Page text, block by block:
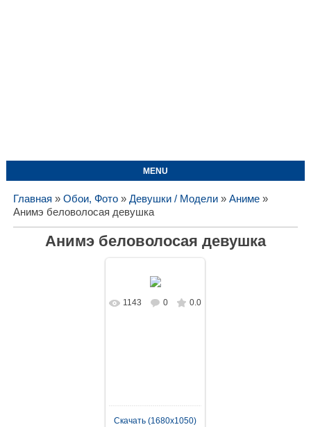
MENU
Главная » Обои, Фото» Девушки / Модели» Аниме»
Анимэ беловолосая девушка
Анимэ беловолосая девушка
В реальном
1143 0 0.0
Скачать (1680x1050)